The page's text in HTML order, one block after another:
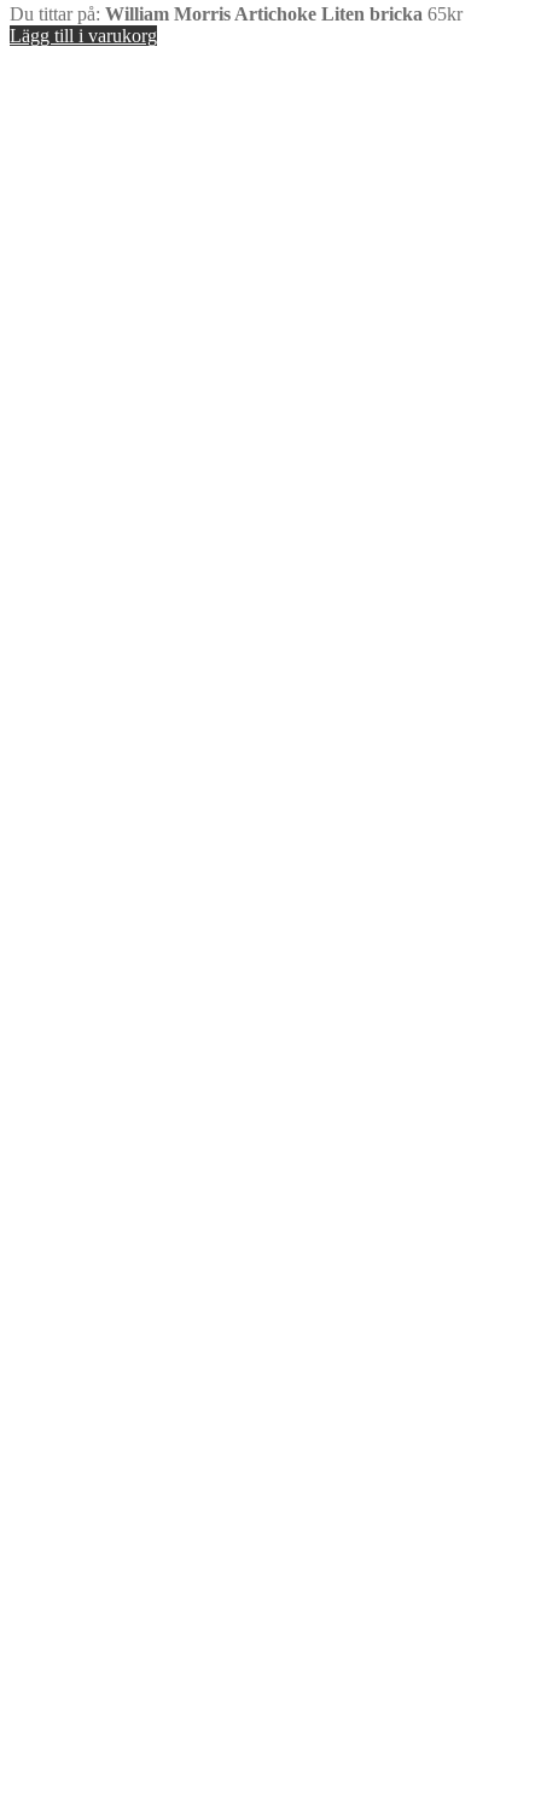
Du tittar på: William Morris Artichoke Liten bricka 65kr
Lägg till i varukorg